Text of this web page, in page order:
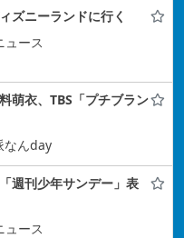
ズニーランドに行く
ュース
萌衣、TBS「プチブラン
んday
週刊少年サンデー」表
ュース